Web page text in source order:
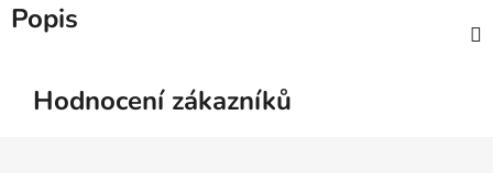
Popis
Hodnocení zákazníků